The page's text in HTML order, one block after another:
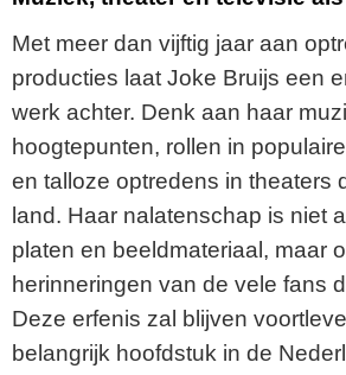
Met meer dan vijftig jaar aan
producties laat Joke Bruijs een
werk achter. Denk aan haar
hoogtepunten, rollen in
en talloze optredens in theaters
land. Haar nalatenschap is niet
platen en beeldmateriaal, maar
herinneringen van de vele fans
Deze erfenis zal blijven
belangrijk hoofdstuk in de